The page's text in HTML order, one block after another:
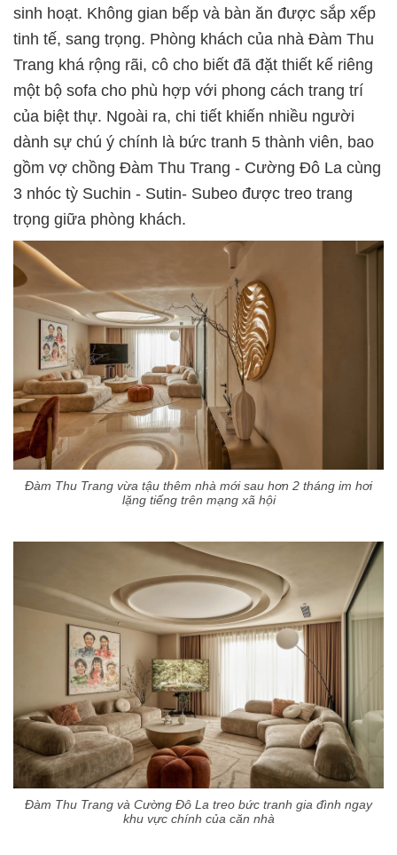
sinh hoạt. Không gian bếp và bàn ăn được sắp xếp
tinh tế, sang trọng. Phòng khách của nhà Đàm Thu
Trang khá rộng rãi, cô cho biết đã đặt thiết kế riêng
một bộ sofa cho phù hợp với phong cách trang trí
của biệt thự. Ngoài ra, chi tiết khiến nhiều người
dành sự chú ý chính là bức tranh 5 thành viên, bao
gồm vợ chồng Đàm Thu Trang - Cường Đô La cùng
3 nhóc tỳ Suchin - Sutin- Subeo được treo trang
trọng giữa phòng khách.
Đàm Thu Trang vừa tậu thêm nhà mới sau hơn 2 tháng im hơi
lặng tiếng trên mạng xã hội
Đàm Thu Trang và Cường Đô La treo bức tranh gia đình ngay
khu vực chính của căn nhà